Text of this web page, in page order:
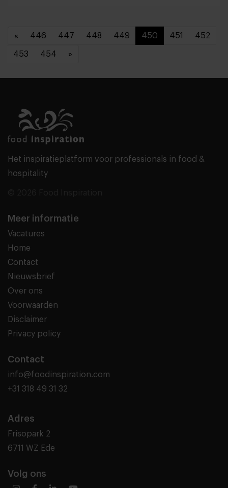
« 446 447 448 449 450 451 452
453 454 »
Het inspiratieplatform voor professionals in food &
hospitality
Meer informatie
Vacatures
Home
Contact
Nieuwsbrief
Over ons
Voorwaarden
Disclaimer
Privacy policy
Contact
info@foodinspiration.com
+31 318 49 31 32
Adres
Frisopark 2
6711 WZ Ede
Volg ons